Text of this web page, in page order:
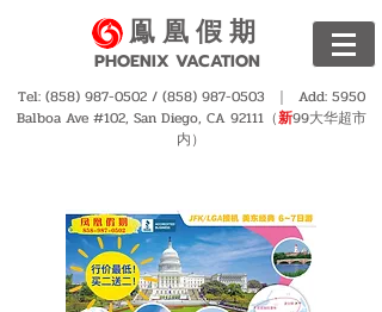
鳯 凰 假 期
PHOENIX VACATION
Tel: (858) 987-0502/ (858) 987-0503 ｜ Add: 5950
Balboa Ave #102, San Diego, CA 92111（新99大华超市
内）